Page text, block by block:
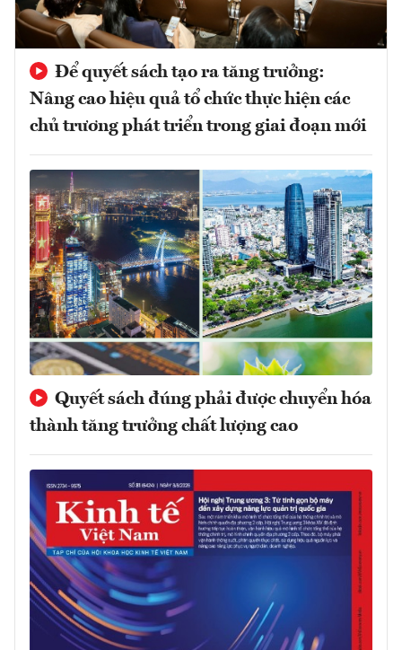
Để quyết sách tạo ra tăng trưởng:
Nâng cao hiệu quả tổ chức thực hiện các
chủ trương phát triển trong giai đoạn mới
Quyết sách đúng phải được chuyển hóa
thành tăng trưởng chất lượng cao